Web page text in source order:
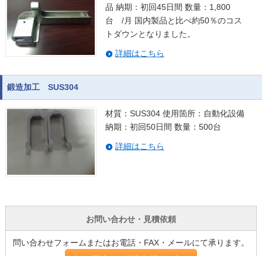
品 納期：初回45日間 数量：1,800
台 /月 国内製品と比べ約50％のコス
トダウンとなりました。
詳細はこちら
鍛造加工 SUS304
材質：SUS304 使用箇所：自動化設備
納期：初回50日間 数量：500台
詳細はこちら
お問い合わせ・見積依頼
問い合わせフォームまたはお電話・FAX・メールにて承ります。